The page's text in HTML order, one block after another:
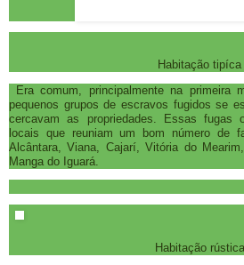
Habitação tipíca
Era comum, principalmente na primeira
pequenos grupos de escravos fugidos se
cercavam as propriedades. Essas fugas
locais que reuniam um bom número de
Alcântara, Viana, Cajarí, Vitória do
Manga do Iguará.
Habitação rústica